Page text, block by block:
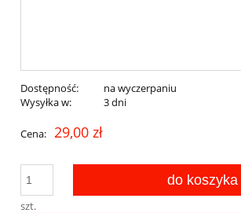
Dostępność:
na wyczerpaniu
Wysyłka w:
3 dni
Cena: 29,00 zł
szt.
do koszyka